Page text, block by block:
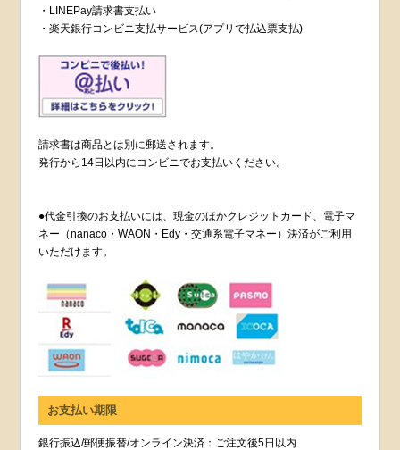
・LINEPay請求書支払い
・楽天銀行コンビニ支払サービス(アプリで払込票支払)
請求書は商品とは別に郵送されます。
発行から14日以内にコンビニでお支払いください。
●代金引換のお支払いには、現金のほかクレジットカード、電子マ
ネー（nanaco・WAON・Edy・交通系電子マネー）決済がご利用
いただけます。
お支払い期限
銀行振込/郵便振替/オンライン決済：ご注文後5日以内